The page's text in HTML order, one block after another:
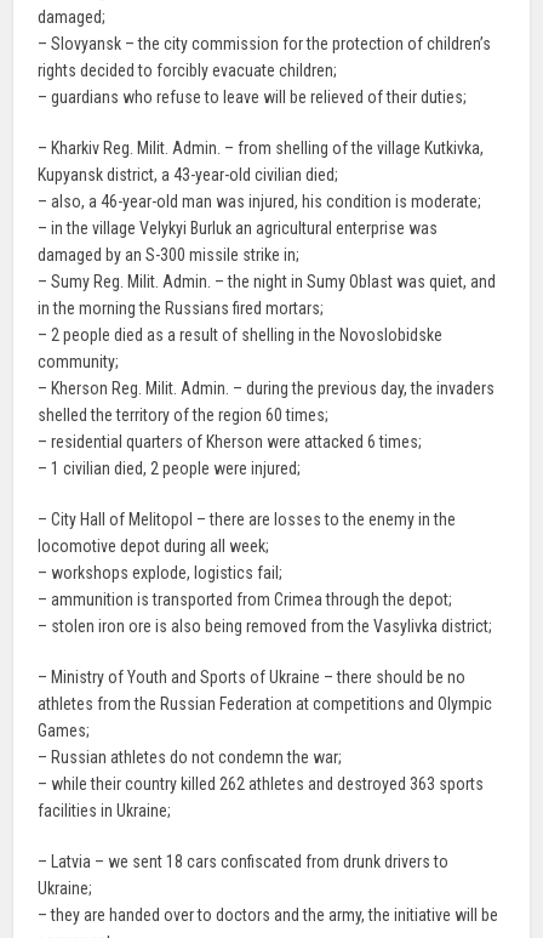
damaged;
– Slovyansk – the city commission for the protection of children’s
rights decided to forcibly evacuate children;
– guardians who refuse to leave will be relieved of their duties;
– Kharkiv Reg. Milit. Admin. – from shelling of the village Kutkivka,
Kupyansk district, a 43-year-old civilian died;
– also, a 46-year-old man was injured, his condition is moderate;
– in the village Velykyi Burluk an agricultural enterprise was
damaged by an S-300 missile strike in;
– Sumy Reg. Milit. Admin. – the night in Sumy Oblast was quiet, and
in the morning the Russians fired mortars;
– 2 people died as a result of shelling in the Novoslobidske
community;
– Kherson Reg. Milit. Admin. – during the previous day, the invaders
shelled the territory of the region 60 times;
– residential quarters of Kherson were attacked 6 times;
– 1 civilian died, 2 people were injured;
– City Hall of Melitopol – there are losses to the enemy in the
locomotive depot during all week;
– workshops explode, logistics fail;
– ammunition is transported from Crimea through the depot;
– stolen iron ore is also being removed from the Vasylivka district;
– Ministry of Youth and Sports of Ukraine – there should be no
athletes from the Russian Federation at competitions and Olympic
Games;
– Russian athletes do not condemn the war;
– while their country killed 262 athletes and destroyed 363 sports
facilities in Ukraine;
– Latvia – we sent 18 cars confiscated from drunk drivers to
Ukraine;
– they are handed over to doctors and the army, the initiative will be